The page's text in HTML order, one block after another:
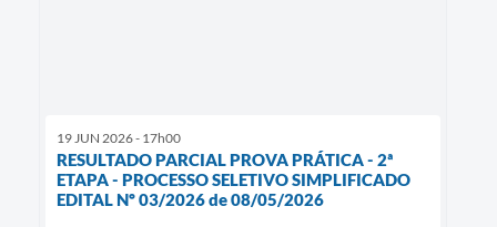
19 JUN 2026 - 17h00
RESULTADO PARCIAL PROVA PRÁTICA - 2ª
ETAPA - PROCESSO SELETIVO SIMPLIFICADO
EDITAL Nº 03/2026 de 08/05/2026